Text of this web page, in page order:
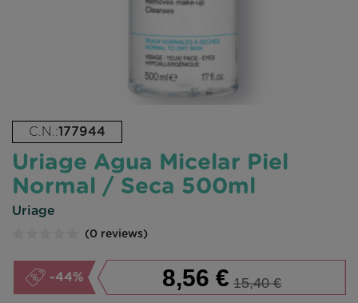
C.N.:177944
Uriage Agua Micelar Piel
Normal / Seca 500ml
Uriage
(0 reviews)
-44% 8,56 € 15,40 €